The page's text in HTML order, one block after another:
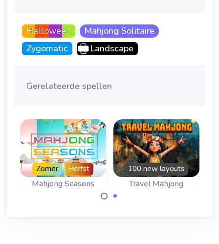
Halloween
Mahjong Solitaire
Zygomatic
Landscape
Gerelateerde spellen
GardenMahjong Seasons
Zomer Herfst
Travel Mahjong
100 new layouts